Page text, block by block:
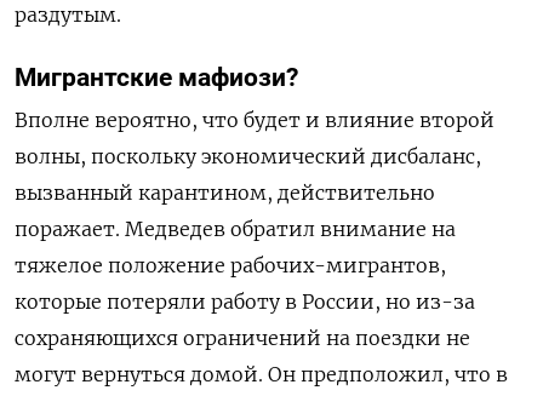
раздутым.
Мигрантские мафиози?
Вполне вероятно, что будет и влияние второй
волны, поскольку экономический дисбаланс,
вызванный карантином, действительно
поражает. Медведев обратил внимание на
тяжелое положение рабочих-мигрантов,
которые потеряли работу в России, но из-за
сохраняющихся ограничений на поездки не
могут вернуться домой. Он предположил, что в